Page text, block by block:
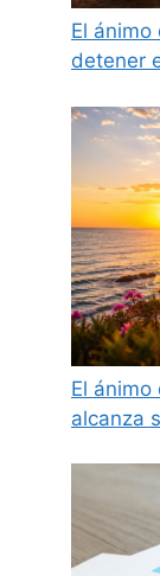
El
detener
El
alcanza